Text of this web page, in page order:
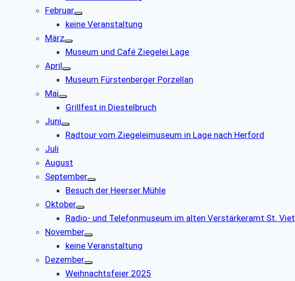
Februar
keine Veranstaltung
März
Museum und Café Ziegelei Lage
April
Museum Fürstenberger Porzellan
Mai
Grillfest in Diestelbruch
Juni
Radtour vom Ziegeleimuseum in Lage nach Herford
Juli
August
September
Besuch der Heerser Mühle
Oktober
Radio- und Telefonmuseum im alten Verstärkeramt St. Viet
November
keine Veranstaltung
Dezember
Weihnachtsfeier 2025